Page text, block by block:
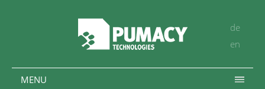
de
en
MENU